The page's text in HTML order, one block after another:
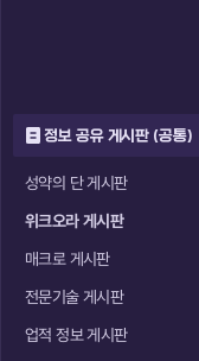
정보 공유 게시판 (공통)
성약의 단 게시판
위크오라 게시판
매크로 게시판
전문기술 게시판
업적 정보 게시판